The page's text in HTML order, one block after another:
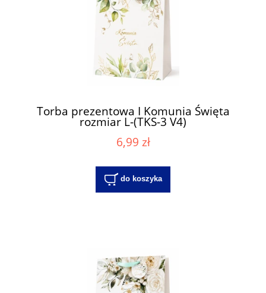
Torba prezentowa I Komunia Święta
rozmiar L-(TKS-3 V4)
6,99 zł
do koszyka